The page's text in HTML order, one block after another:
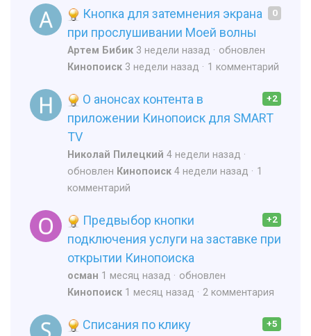
0
Кнопка для затемнения экрана
при прослушивании Моей волны
Артем Бибик 3 недели назад
обновлен
Кинопоиск 3 недели назад 1 комментарий
+2
О анонсах контента в
приложении Кинопоиск для SMART
TV
Николай Пилецкий 4 недели назад
обновлен Кинопоиск 4 недели назад
1
комментарий
+2
Предвыбор кнопки
подключения услуги на заставке при
открытии Кинопоиска
осман 1 месяц назад
обновлен
Кинопоиск 1 месяц назад 2 комментария
+5
Списания по клику